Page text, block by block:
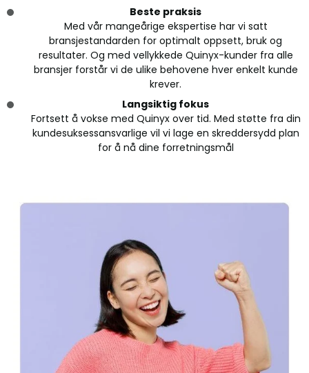
Beste praksis
Med vår mangeårige ekspertise har vi satt
bransjestandarden for optimalt oppsett, bruk og
resultater. Og med vellykkede Quinyx-kunder fra alle
bransjer forstår vi de ulike behovene hver enkelt kunde
krever.
Langsiktig fokus
Fortsett å vokse med Quinyx over tid. Med støtte fra din
kundesuksessansvarlige vil vi lage en skreddersydd plan
for å nå dine forretningsmål